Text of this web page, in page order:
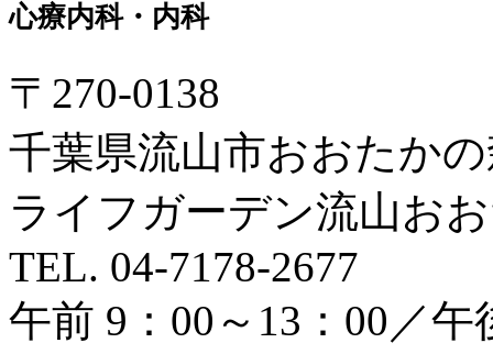
心療内科・内科
〒270-0138
千葉県流山市おおたか
ライフガーデン流山お
TEL. 04-7178-2677
午前 9：00～13：00／午